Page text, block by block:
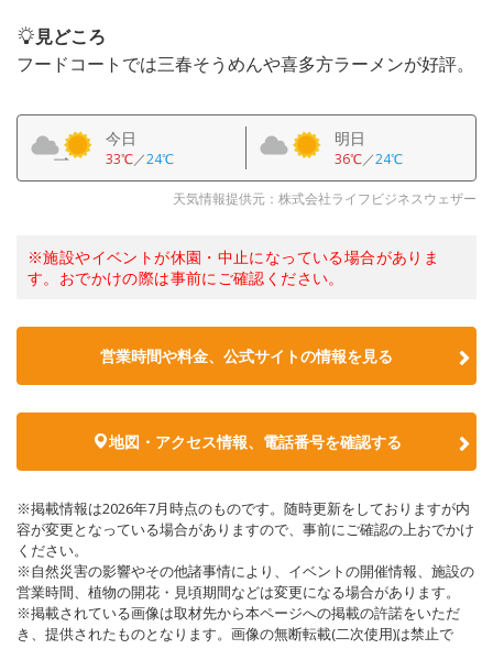
見どころ
フードコートでは三春そうめんや喜多方ラーメンが好評。
今日
33℃／24℃
明日
36℃／24℃
天気情報提供元：株式会社ライフビジネスウェザー
※施設やイベントが休園・中止になっている場合がありま
す。おでかけの際は事前にご確認ください。
営業時間や料金、公式サイトの情報を見る
地図・アクセス情報、電話番号を確認する
※掲載情報は2026年7月時点のものです。随時更新をしておりますが内
容が変更となっている場合がありますので、事前にご確認の上おでかけ
ください。
※自然災害の影響やその他諸事情により、イベントの開催情報、施設の
営業時間、植物の開花・見頃期間などは変更になる場合があります。
※掲載されている画像は取材先から本ページへの掲載の許諾をいただ
き、提供されたものとなります。画像の無断転載(二次使用)は禁止で